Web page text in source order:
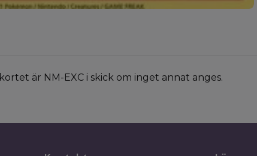
är NM-EXC i skick om inget annat anges.